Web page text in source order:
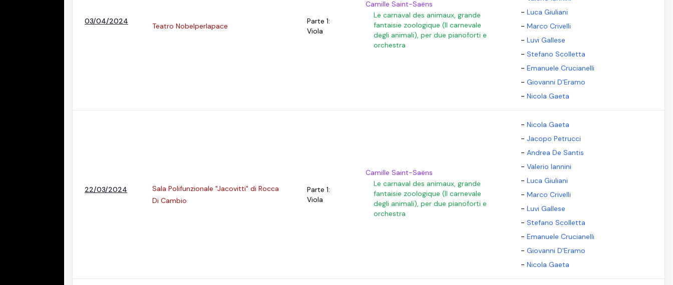
03/04/2024
Teatro Nobelperlapace
Parte 1:
Viola
Camille Saint-Saëns
Le carnaval des animaux, grande
fantaisie zoologique (Il carnevale
degli animali), per due pianoforti e
orchestra
- Luca Giuliani
- Marco Crivelli
- Luvi Gallese
- Stefano Scolletta
- Emanuele Crucianelli
- Giovanni D'Eramo
- Nicola Gaeta
22/03/2024
Sala Polifunzionale "Jacovitti" di Rocca
Di Cambio
Parte 1:
Viola
Camille Saint-Saëns
Le carnaval des animaux, grande
fantaisie zoologique (Il carnevale
degli animali), per due pianoforti e
orchestra
- Nicola Gaeta
- Jacopo Petrucci
- Andrea De Santis
- Valerio Iannini
- Luca Giuliani
- Marco Crivelli
- Luvi Gallese
- Stefano Scolletta
- Emanuele Crucianelli
- Giovanni D'Eramo
- Nicola Gaeta